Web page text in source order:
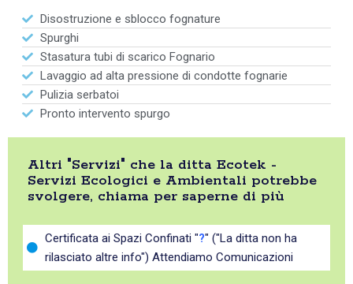
Disostruzione e sblocco fognature
Spurghi
Stasatura tubi di scarico Fognario
Lavaggio ad alta pressione di condotte fognarie
Pulizia serbatoi
Pronto intervento spurgo
Altri "Servizi" che la ditta Ecotek -
Servizi Ecologici e Ambientali potrebbe
svolgere, chiama per saperne di più
Certificata ai Spazi Confinati "?" ("La ditta non ha
rilasciato altre info") Attendiamo Comunicazioni